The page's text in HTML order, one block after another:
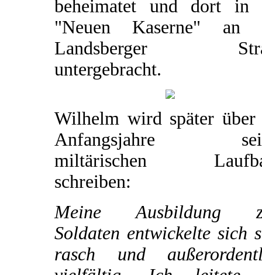
beheimatet und dort in
"Neuen Kaserne" an
Landsberger
untergebracht.
Wilhelm wird später über
Anfangsjahre
miltärischen
schreiben:
Meine Ausbildung
Soldaten entwickelte sich
rasch und